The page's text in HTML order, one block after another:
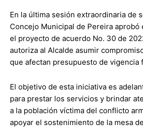
En la última sesión extraordinaria de
Concejo Municipal de Pereira aprobó
el proyecto de acuerdo No. 30 de
autoriza al Alcalde asumir
que afectan presupuesto de vigencia
El objetivo de esta iniciativa es
para prestar los servicios y brindar
a la población víctima del conflicto
apoyar el sostenimiento de la mesa